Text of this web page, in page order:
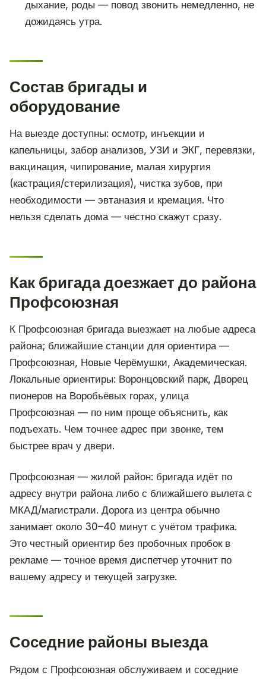
дыхание, роды — повод звонить немедленно, не
дожидаясь утра.
Состав бригады и
оборудование
На выезде доступны: осмотр, инъекции и
капельницы, забор анализов, УЗИ и ЭКГ, перевязки,
вакцинация, чипирование, малая хирургия
(кастрация/стерилизация), чистка зубов, при
необходимости — эвтаназия и кремация. Что
нельзя сделать дома — честно скажут сразу.
Как бригада доезжает до района
Профсоюзная
К Профсоюзная бригада выезжает на любые адреса
района; ближайшие станции для ориентира —
Профсоюзная, Новые Черёмушки, Академическая.
Локальные ориентиры: Воронцовский парк, Дворец
пионеров на Воробьёвых горах, улица
Профсоюзная — по ним проще объяснить, как
подъехать. Чем точнее адрес при звонке, тем
быстрее врач у двери.
Профсоюзная — жилой район: бригада идёт по
адресу внутри района либо с ближайшего вылета с
МКАД/магистрали. Дорога из центра обычно
занимает около 30–40 минут с учётом трафика.
Это честный ориентир без пробочных пробок в
рекламе — точное время диспетчер уточнит по
вашему адресу и текущей загрузке.
Соседние районы выезда
Рядом с Профсоюзная обслуживаем и соседние